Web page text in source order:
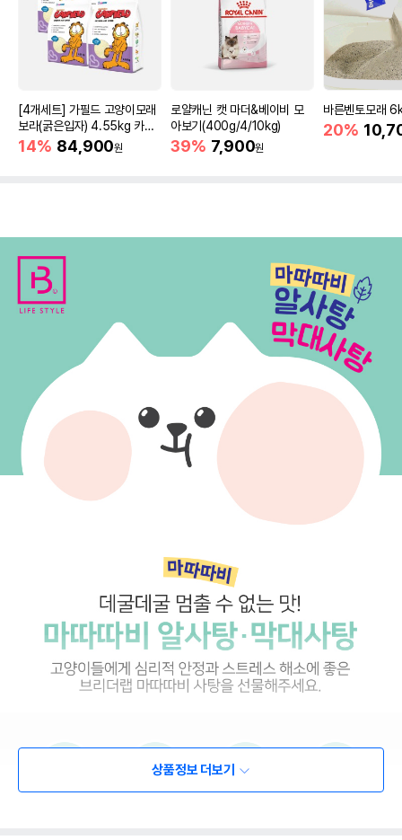
[4개세트] 가필드 고양이모래
보라(굵은입자) 4.55kg 카사
바모래
14% 84,900원
로얄캐닌 캣 마더&베이비 모
아보기(400g/4/10kg)
39% 7,900원
바른벤토모래
20%
상품정보 더보기